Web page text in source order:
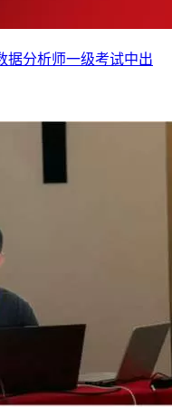
据分析师一级考试中出